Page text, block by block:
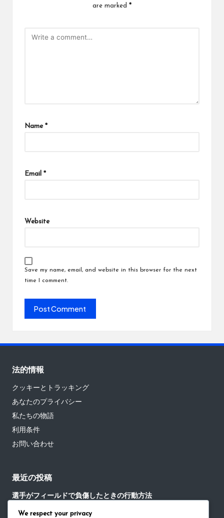
are marked *
Name *
Email *
Website
Save my name, email, and website in this browser for the next
time I comment.
法的情報
クッキーとトラッキング
あなたのプライバシー
私たちの物語
利用条件
お問い合わせ
最近の投稿
選手がフィールドで負傷したときの行動方法
試合後の交流における暗黙の野球ルールの役割
We respect your privacy